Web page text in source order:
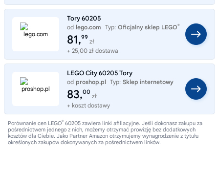
Tory 60205
od lego.com Typ: Oficjalny sklep LEGO®
81,99
zł
+ 25,00 zł dostawa
LEGO City 60205 Tory
od proshop.pl Typ: Sklep internetowy
83,00
zł
+ koszt dostawy
Porównanie cen LEGO® 60205 zawiera linki afiliacyjne. Jeśli dokonasz zakupu za
pośrednictwem jednego z nich, możemy otrzymać prowizję bez dodatkowych
kosztów dla Ciebie. Jako Partner Amazon otrzymujemy wynagrodzenie z tytułu
określonych zakupów dokonywanych za pośrednictwem linków.